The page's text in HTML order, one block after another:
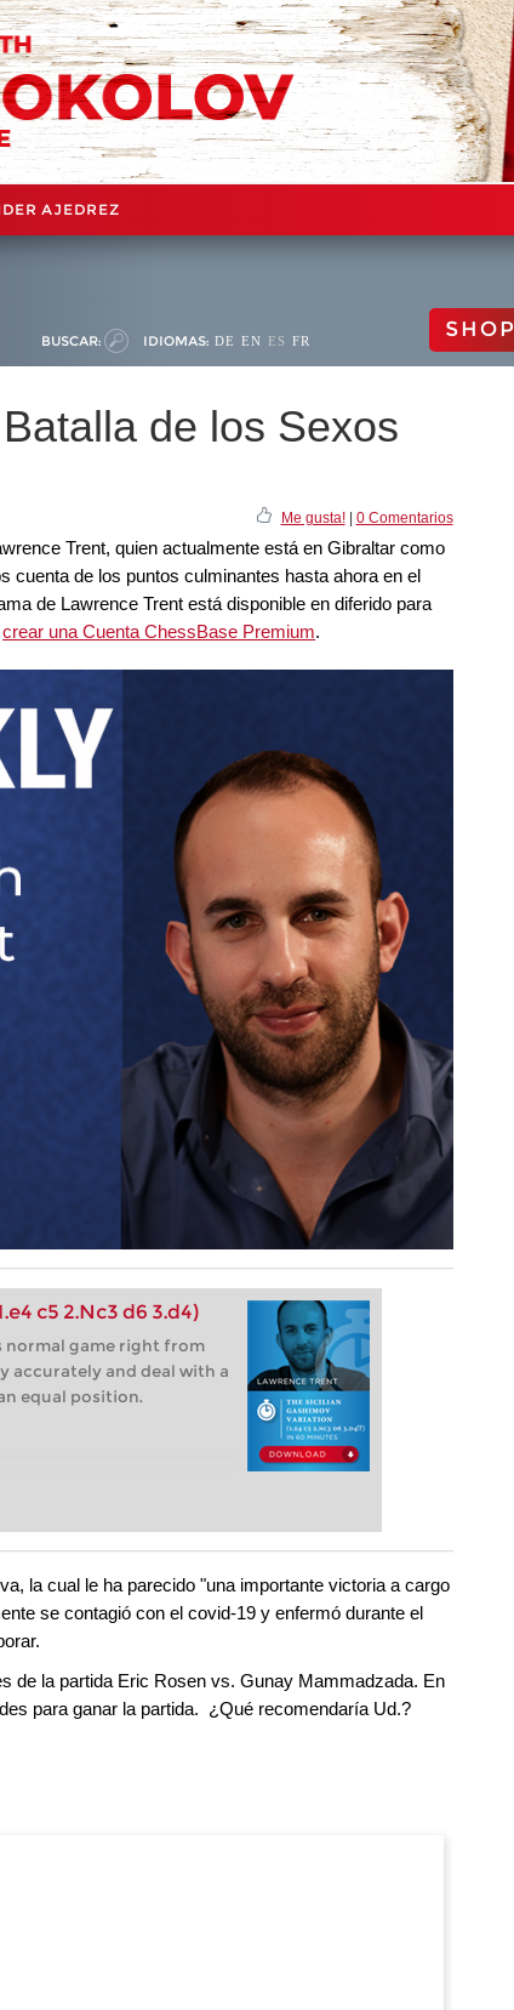
AJEDREZ
BUSCAR: IDIOMAS: DE EN ES FR SHOP
de los Sexos
Me gusta!| 0 Comentarios
Trent, quien actualmente está en Gibraltar como
cuenta de los puntos culminantes hasta ahora en el
de Lawrence Trent está disponible en diferido para
crear una Cuenta ChessBase Premium.
c5 2.Nc3 d6 3.d4)
normal game right from
accurately and deal with a
equal position.
la cual le ha parecido "una importante victoria a cargo
se contagió con el covid-19 y enfermó durante el
de la partida Eric Rosen vs. Gunay Mammadzada. En
para ganar la partida. ¿Qué recomendaría Ud.?